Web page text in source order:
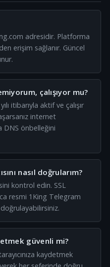
adresidir. Platforma
erişim sağlanır. Güncel
çalışıyor mu?
itibarıyla aktif ve çalışır
internet
DNS önbelleğini
nasıl doğrularım?
kontrol edin. SSL
resmi 1King Telegram
güvenli mi?
kaydetmek